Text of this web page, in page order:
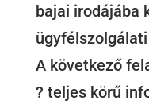
bajai irodájába
A következő
? teljes körű